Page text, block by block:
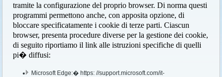
tramite la configurazione del proprio browser. Di norma questi
programmi permettono anche, con apposita opzione, di
bloccare specificatamente i cookie di terze parti. Ciascun
browser, presenta procedure diverse per la gestione dei cookie,
di seguito riportiamo il link alle istruzioni specifiche di quelli
pi� diffusi:
Microsoft Edge:� https: //support.microsoft.com/it-